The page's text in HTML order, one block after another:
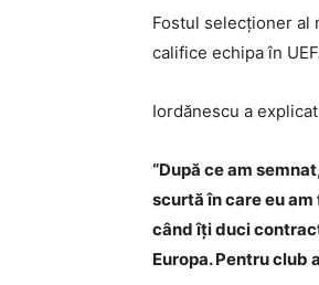
Fostul selecționer al
califice echipa în
Iordănescu a
“După ce am
scurtă în care eu
când îți duci
Europa. Pentru club